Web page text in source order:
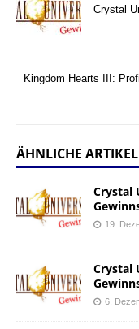
Crystal
Kingdom Hearts III:
ÄHNLICHE ARTIKEL
Crystal
19.
Crystal
6.